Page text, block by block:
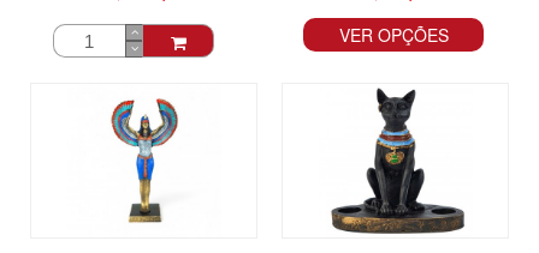
VER OPÇÕES